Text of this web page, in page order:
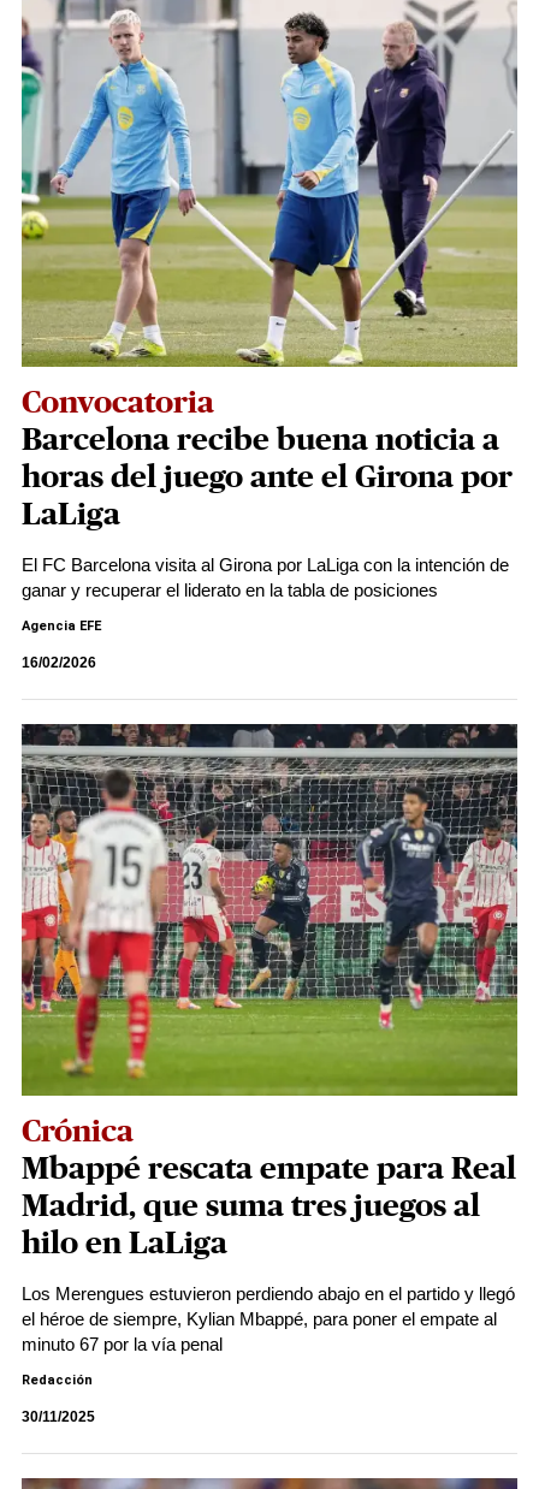
Convocatoria
Barcelona recibe buena noticia a
horas del juego ante el Girona por
LaLiga
El FC Barcelona visita al Girona por LaLiga con la intención de
ganar y recuperar el liderato en la tabla de posiciones
Agencia EFE
16/02/2026
Crónica
Mbappé rescata empate para Real
Madrid, que suma tres juegos al
hilo en LaLiga
Los Merengues estuvieron perdiendo abajo en el partido y llegó
el héroe de siempre, Kylian Mbappé, para poner el empate al
minuto 67 por la vía penal
Redacción
30/11/2025